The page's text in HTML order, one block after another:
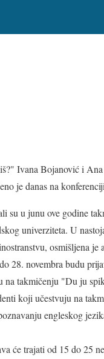
Ivana Bojanović i
je danas na
su u junu ove godine
univerziteta. U
osmišljena je
28. novembra budu
na takmičenju "Du ju
koji učestvuju na
engleskog
će trajati od 15 do 25